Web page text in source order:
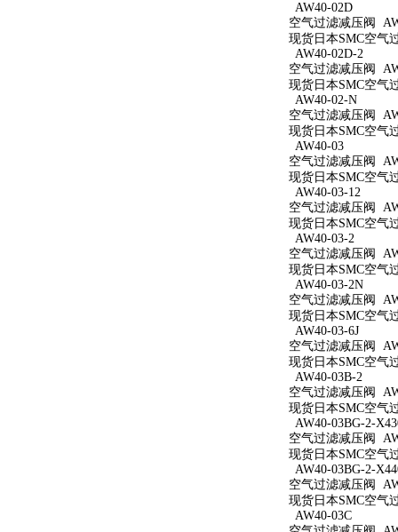
AW40-02D
空气过滤减压阀
现货日本SMC空气
AW40-02D-2
空气过滤减压阀
现货日本SMC空气
AW40-02-N
空气过滤减压阀
现货日本SMC空气
AW40-03
空气过滤减压阀
现货日本SMC空气
AW40-03-12
空气过滤减压阀
现货日本SMC空气
AW40-03-2
空气过滤减压阀
现货日本SMC空气
AW40-03-2N
空气过滤减压阀
现货日本SMC空气
AW40-03-6J
空气过滤减压阀
现货日本SMC空气
AW40-03B-2
空气过滤减压阀
现货日本SMC空气
AW40-03BG-2-
空气过滤减压阀
现货日本SMC空气
AW40-03BG-2-
空气过滤减压阀
现货日本SMC空气
AW40-03C